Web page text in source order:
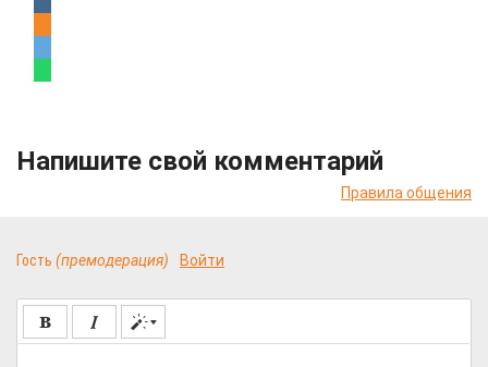
Напишите свой комментарий
Правила общения
Гость (премодерация) Войти